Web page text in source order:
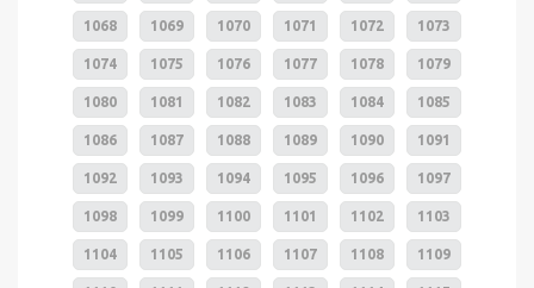
1068 1069 1070 1071 1072 1073
1074 1075 1076 1077 1078 1079
1080 1081 1082 1083 1084 1085
1086 1087 1088 1089 1090 1091
1092 1093 1094 1095 1096 1097
1098 1099 1100 1101 1102 1103
1104 1105 1106 1107 1108 1109